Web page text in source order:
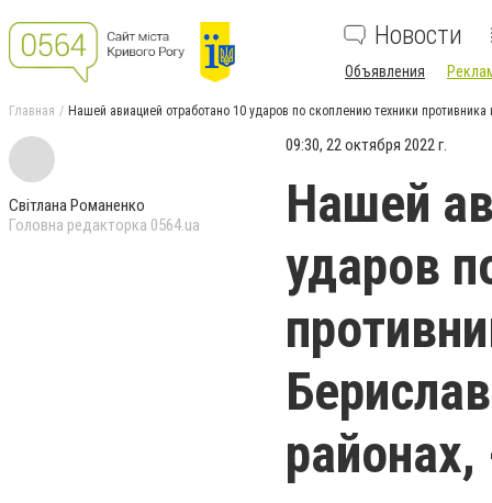
Новости
Объявления
Главная Нашей авиацией отработано 10 ударов по скоплению техники
Світлана Романенко
Головна редакторка 0564.ua
09:30, 22 октября 2022 г.
Нашей
ударов